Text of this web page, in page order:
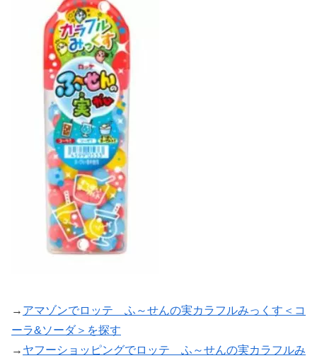
→ アマゾンでロッテ ふ～せんの実カラフルみっくす＜コ
ーラ&ソーダ＞を探す
→ ヤフーショッピングでロッテ ふ～せんの実カラフルみ